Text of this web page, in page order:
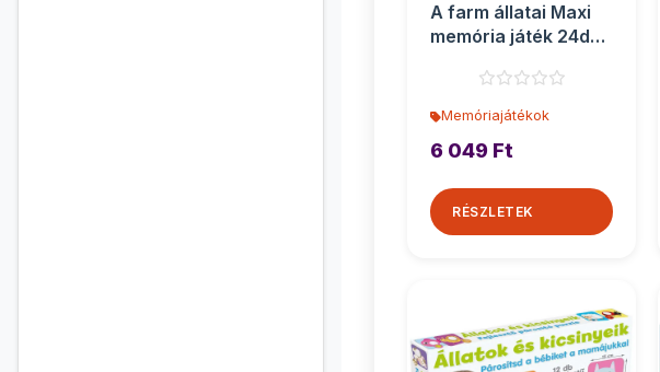
A farm állatai Maxi
memória játék 24db-
Memóriajátékok
6 049 Ft
RÉSZLETEK